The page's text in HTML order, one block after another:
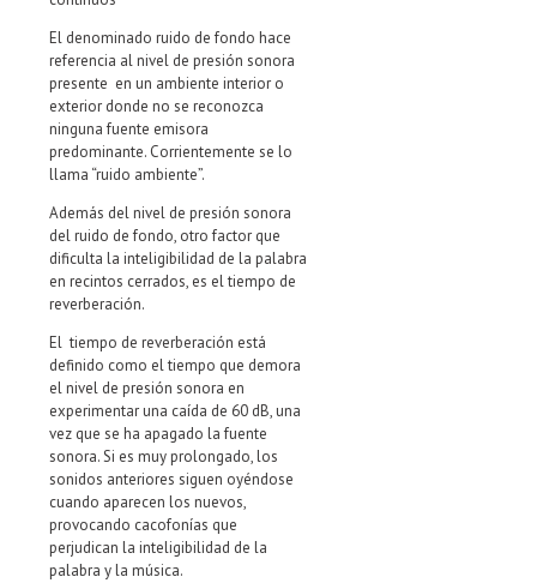
El denominado ruido de fondo hace
referencia al nivel de presión sonora
presente en un ambiente interior o
exterior donde no se reconozca
ninguna fuente emisora
predominante. Corrientemente se lo
llama “ruido ambiente”.
Además del nivel de presión sonora
del ruido de fondo, otro factor que
dificulta la inteligibilidad de la palabra
en recintos cerrados, es el tiempo de
reverberación.
El tiempo de reverberación está
definido como el tiempo que demora
el nivel de presión sonora en
experimentar una caída de 60 dB, una
vez que se ha apagado la fuente
sonora. Si es muy prolongado, los
sonidos anteriores siguen oyéndose
cuando aparecen los nuevos,
provocando cacofonías que
perjudican la inteligibilidad de la
palabra y la música.